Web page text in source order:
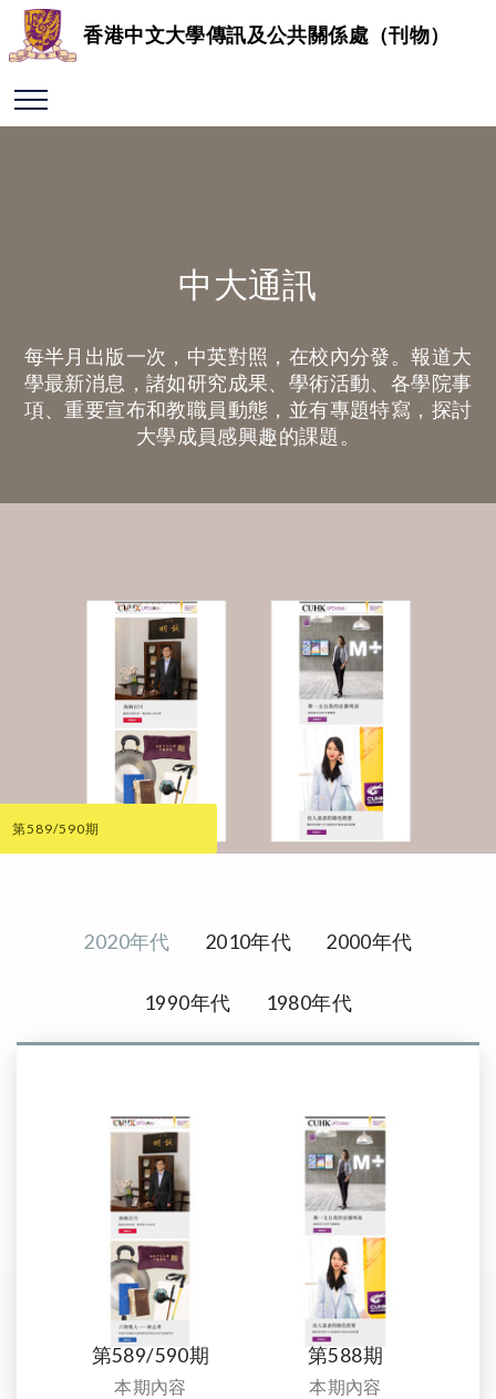
香港中文大學傳訊及公共關係處（刊物）
中大通訊
每半月出版一次，中英對照，在校內分發。報道大
學最新消息，諸如研究成果、學術活動、各學院事
項、重要宣布和教職員動態，並有專題特寫，探討
大學成員感興趣的課題。
第589/590期
2020年代 2010年代 2000年代
1990年代 1980年代
第589/590期
本期內容
第588期
本期內容